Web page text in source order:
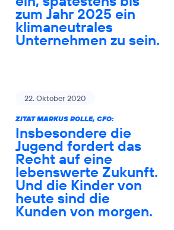
zum Jahr 2025 ein
klimaneutrales
Unternehmen zu sein.
22. Oktober 2020
ZITAT MARKUS ROLLE, CFO:
Insbesondere die
Jugend fordert das
Recht auf eine
lebenswerte Zukunft.
Und die Kinder von
heute sind die
Kunden von morgen.